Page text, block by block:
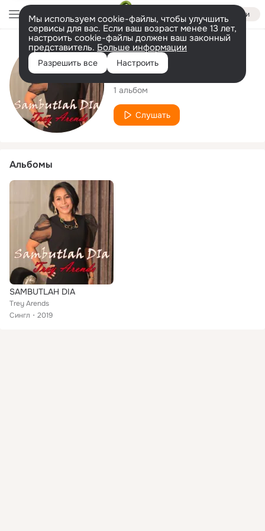
Войти
Мы используем cookie-файлы, чтобы улучшить
сервисы для вас. Если ваш возраст менее 13 лет,
настроить cookie-файлы должен ваш законный
представитель. Больше информации
Разрешить все Настроить
Исполнитель
Trey Arends
1 альбом
Слушать
Альбомы
SAMBUTLAH DIA
Trey Arends
Сингл
2019